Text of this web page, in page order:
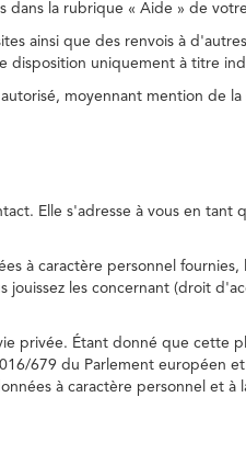
dans la rubrique « Aide » de
ainsi que des renvois à
disposition uniquement à titre
moyennant mention de la
Elle s'adresse à vous en tant
à caractère personnel fournies,
les concernant (droit
privée. Étant donné que cette
679 du Parlement européen
à caractère personnel et à